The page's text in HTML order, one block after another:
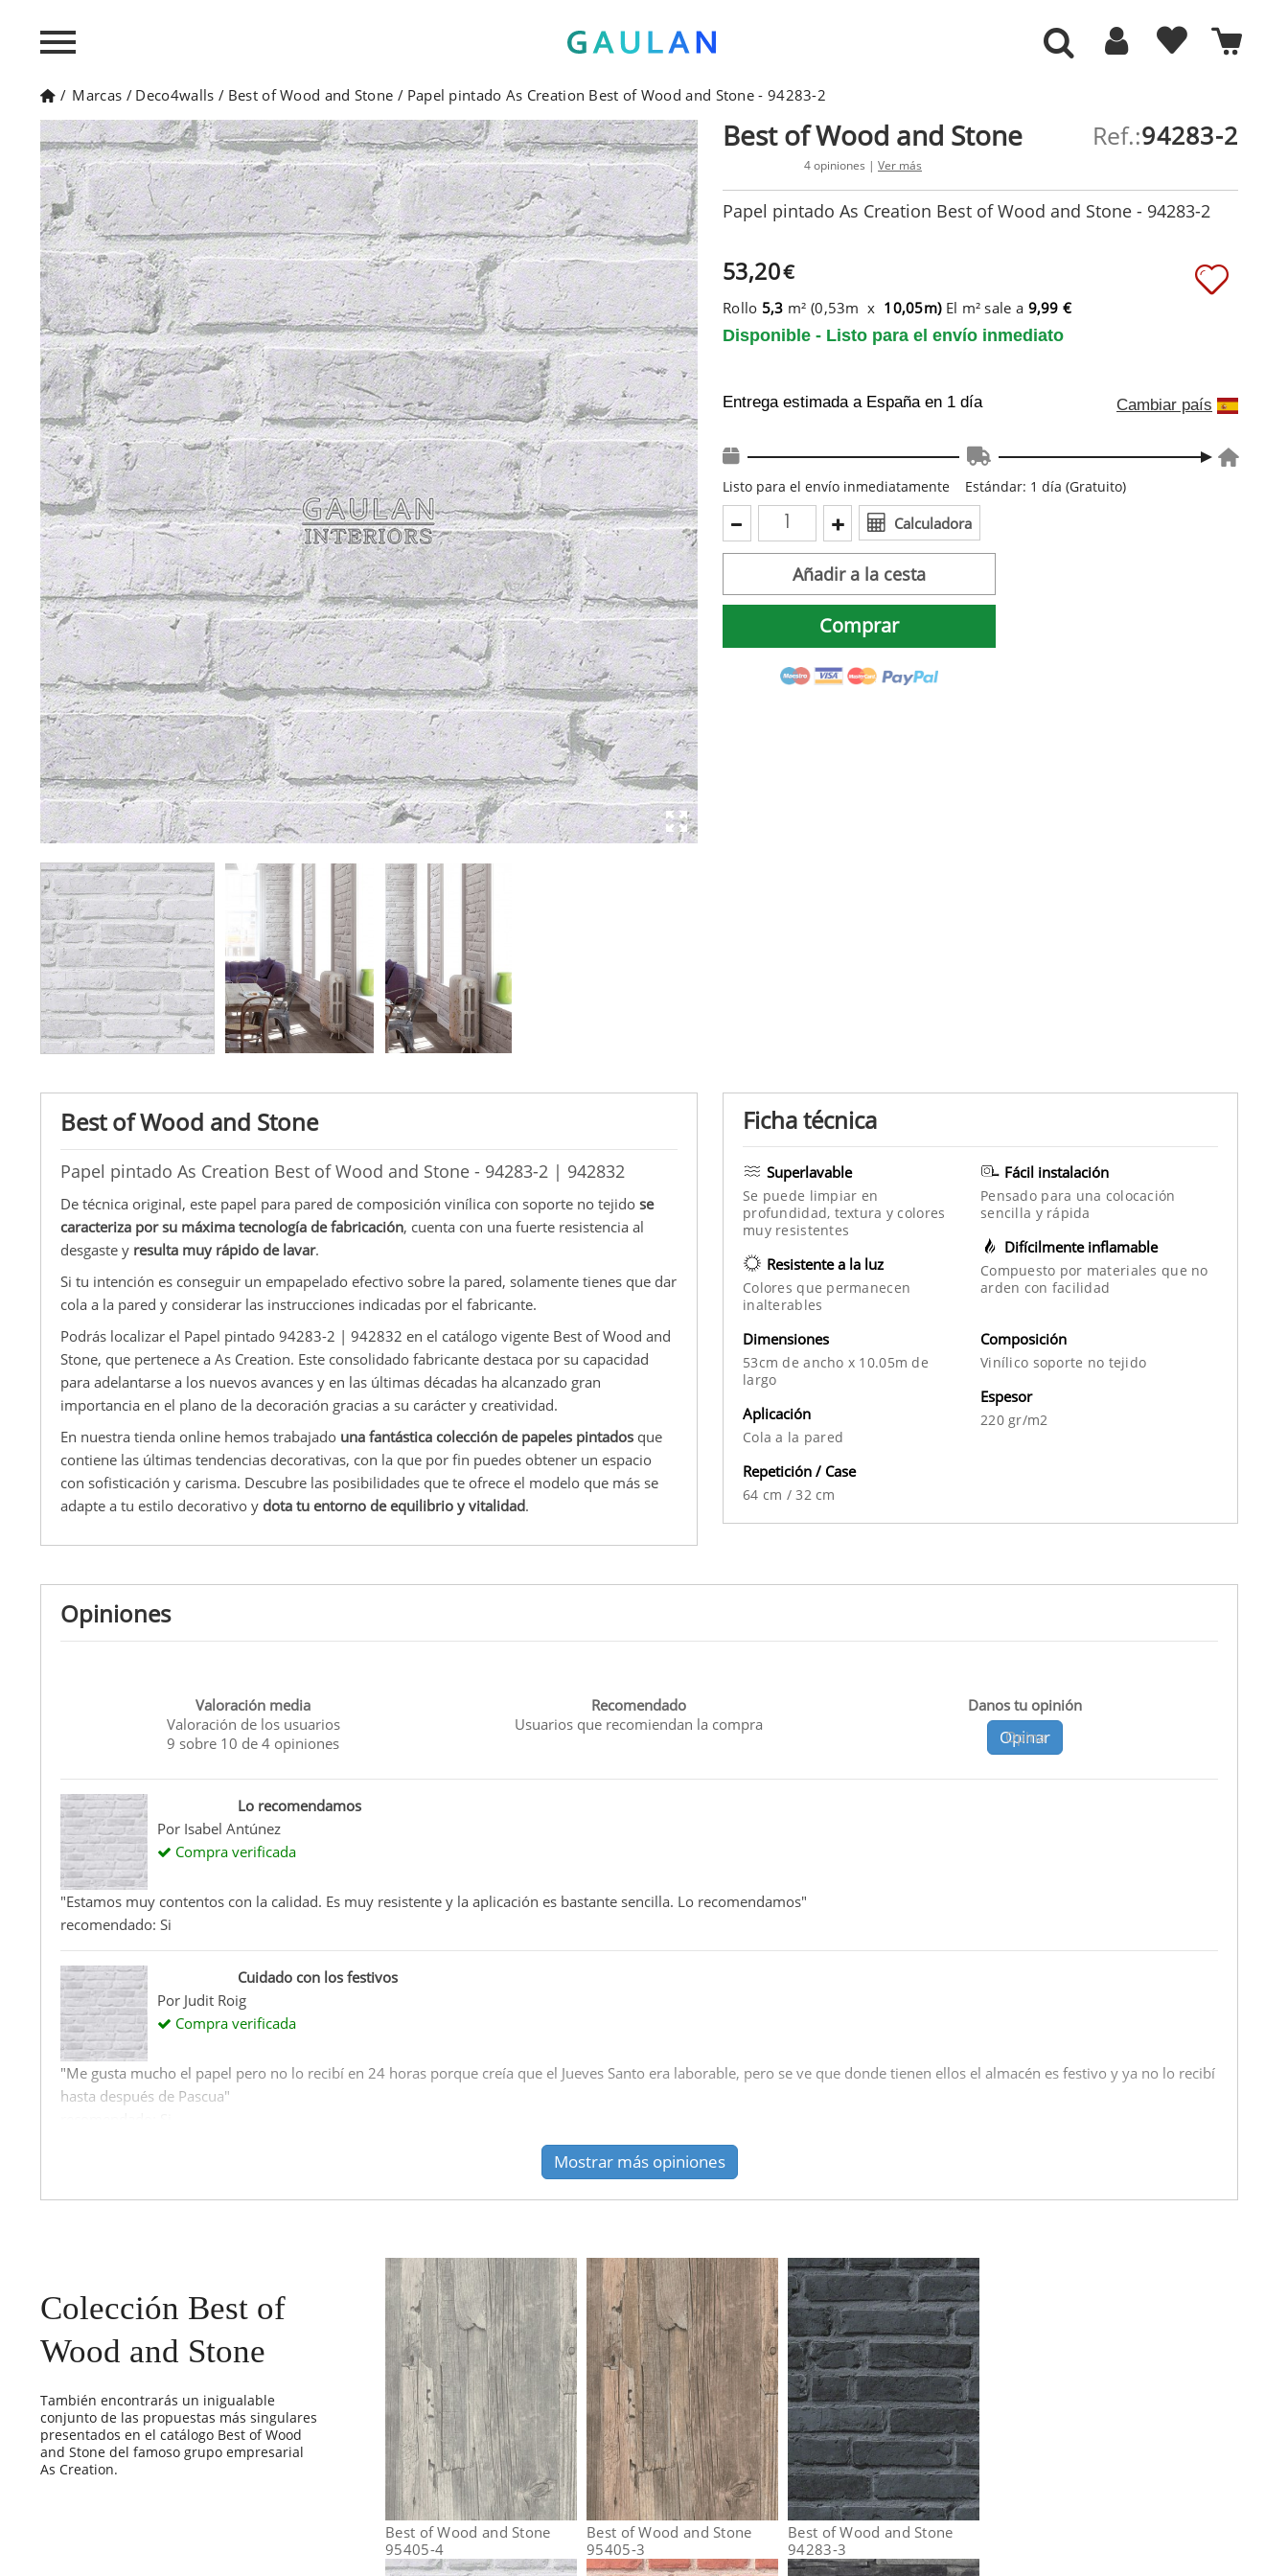
/ Marcas / Deco4walls / Best of Wood and Stone / Papel pintado As Creation Best of Wood and Stone - 94283-2
Best of Wood and Stone
Papel pintado As Creation Best of Wood and Stone - 94283-2 | 942832
De técnica original, este papel para pared de composición vinílica con soporte no tejido se
caracteriza por su máxima tecnología de fabricación, cuenta con una fuerte resistencia al
desgaste y resulta muy rápido de lavar.
Si tu intención es conseguir un empapelado efectivo sobre la pared, solamente tienes que dar
cola a la pared y considerar las instrucciones indicadas por el fabricante.
Podrás localizar el Papel pintado 94283-2 | 942832 en el catálogo vigente Best of Wood and
Stone, que pertenece a As Creation. Este consolidado fabricante destaca por su capacidad
para adelantarse a los nuevos avances y en las últimas décadas ha alcanzado gran
importancia en el plano de la decoración gracias a su carácter y creatividad.
En nuestra tienda online hemos trabajado una fantástica colección de papeles pintados que
contiene las últimas tendencias decorativas, con la que por fin puedes obtener un espacio
con sofisticación y carisma. Descubre las posibilidades que te ofrece el modelo que más se
adapte a tu estilo decorativo y dota tu entorno de equilibrio y vitalidad.
Best of Wood and Stone 94283-2
Ref.:
4 opiniones | Ver más
Papel pintado As Creation Best of Wood and Stone - 94283-2
53,20€
Rollo 5,3 m² (0,53m x 10,05m) El m² sale a 9,99 €
Disponible - Listo para el envío inmediato
Entrega estimada a España en 1 día Cambiar país
Listo para el envío inmediatamente Estándar: 1 día (Gratuito)
Calculadora
Añadir a la cesta
Comprar
Ficha técnica
Superlavable
Se puede limpiar en
profundidad, textura y colores
muy resistentes
Resistente a la luz
Colores que permanecen
inalterables
Fácil instalación
Pensado para una colocación
sencilla y rápida
Difícilmente inflamable
Compuesto por materiales que no
arden con facilidad
Dimensiones
53cm de ancho x 10.05m de
largo
Aplicación
Cola a la pared
Repetición / Case
64 cm /32 cm
Composición
Vinílico soporte no tejido
Espesor
220 gr/m2
Opiniones
Valoración media
Valoración de los usuarios
9 sobre 10 de4 opiniones
Recomendado
Usuarios que recomiendan la compra
Opina
Danos tu opinión
Opinar
Lo recomendamos
Por Isabel Antúnez
Compra verificada
"Estamos muy contentos con la calidad. Es muy resistente y la aplicación es bastante sencilla. Lo recomendamos"
recomendado: Si
Cuidado con los festivos
Por Judit Roig
Compra verificada
"Me gusta mucho el papel pero no lo recibí en 24 horas porque creía que el Jueves Santo era laborable, pero se ve que donde tienen ellos el almacén es festivo y ya no lo recibí
hasta después de Pascua"
Mostrar más opiniones
Colección Best of
Wood and Stone
También encontrarás un inigualable
conjunto de las propuestas más singulares
presentados en el catálogo Best of Wood
and Stone del famoso grupo empresarial
As Creation.
Best of Wood and Stone
95405-4
Best of Wood and Stone
95405-3
Best of Wood and Stone
94283-3